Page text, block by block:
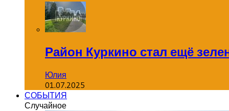
Район Куркино стал ещё
Юлия
01.07.2025
СОБЫТИЯ
Случайное